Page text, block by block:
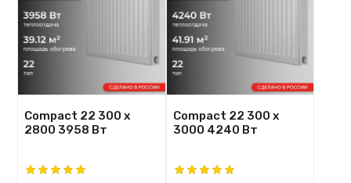
Compact 22 300 х
2800 3958 Вт
Compact 22 300 х
3000 4240 Вт